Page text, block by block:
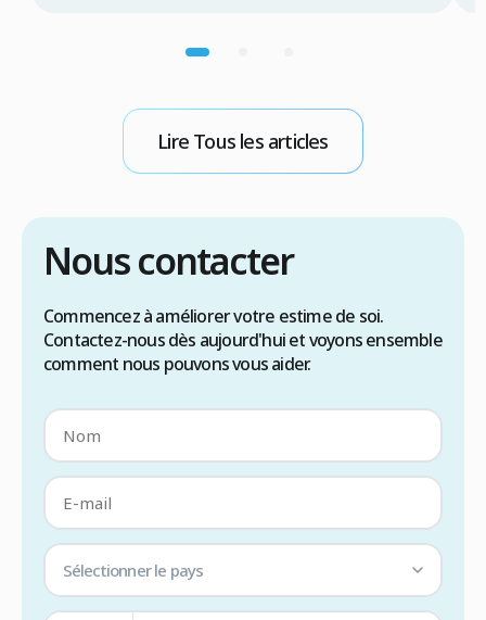
Résumé rapide La greffe de cheveux pour
qualité de la zone donneuse est primordiale
une évaluation médicale approfondie est
indispensable les techniques FUE ou […]
Lire Tous les articles
Nous contacter
Commencez à améliorer votre estime de soi.
Contactez-nous dès aujourd'hui et voyons ensemble
comment nous pouvons vous aider.
Sélectionner le pays